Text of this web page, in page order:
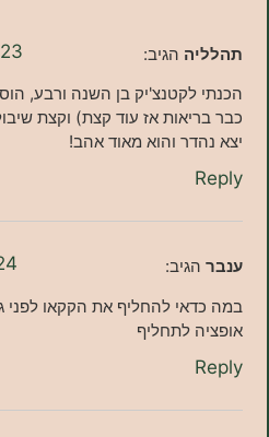
הגיב: 30/04/2023 בשעה
בן השנה ורבע, הוספתי גם
אז עוד קצת) וקצת שיבולת שועל
והוא מאוד אהב!
02/06/2024 בשעה
להחליף את הקקאו לפני גיל שנה?
לתחליף